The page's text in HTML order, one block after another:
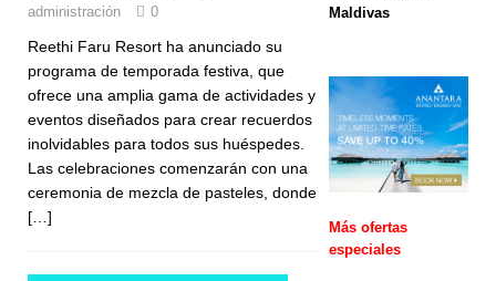
Ihuru 2025
ESPECIALE
administración
0
Reethi Faru Resort ha anunciado su
programa de temporada festiva, que
ofrece una amplia gama de actividades y
eventos diseñados para crear recuerdos
inolvidables para todos sus huéspedes.
Las celebraciones comenzarán con una
ceremonia de mezcla de pasteles, donde
[…]
Maldivas
Más ofertas
especiales